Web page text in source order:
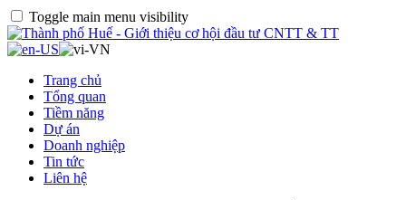
Toggle main menu visibility
Trang chủ
Tổng quan
Tiềm năng
Dự án
Doanh nghiệp
Tin tức
Liên hệ